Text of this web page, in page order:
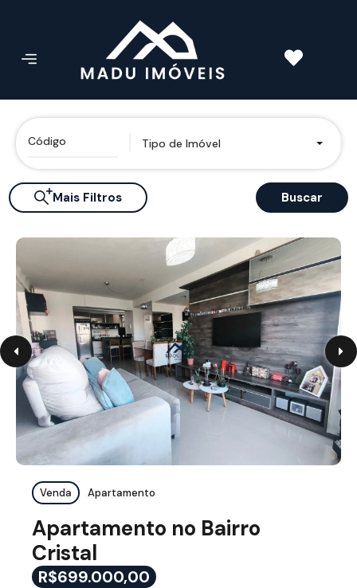
Tipo de Imóvel
Mais Filtros Buscar
Venda Apartamento
Apartamento no Bairro
Cristal
R$699.000,00